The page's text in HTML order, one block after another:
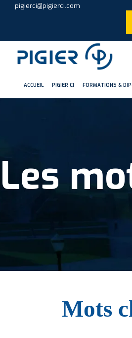
pigierci@pigierci.com
ACCUEIL PIGIER CI FORMATIONS &
Les
Mots